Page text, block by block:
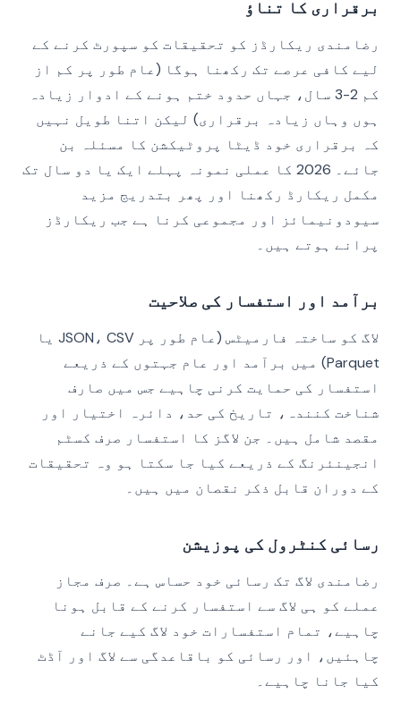
برقراری کا تناؤ
رضامندی ریکارڈز کو تحقیقات کو سپورٹ کرنے کے
لیے کافی عرصے تک رکھنا ہوگا (عام طور پر کم از
کم 2-3 سال، جہاں حدود ختم ہونے کے ادوار زیادہ
ہوں وہاں زیادہ برقراری) لیکن اتنا طویل نہیں
کہ برقراری خود ڈیٹا پروٹیکشن کا مسئلہ بن
جائے۔ 2026 کا عملی نمونہ پہلے ایک یا دو سال تک
مکمل ریکارڈ رکھنا اور پھر بتدریج مزید
سیودونیمائز اور مجموعی کرنا ہے جب ریکارڈز
پرانے ہوتے ہیں۔
برآمد اور استفسار کی صلاحیت
لاگ کو ساختہ فارمیٹس (عام طور پر JSON، CSV یا
Parquet) میں برآمد اور عام جہتوں کے ذریعے
استفسار کی حمایت کرنی چاہیے جس میں صارف
شناخت کنندہ، تاریخ کی حد، دائرہ اختیار اور
مقصد شامل ہیں۔ جن لاگز کا استفسار صرف کسٹم
انجینئرنگ کے ذریعے کیا جا سکتا ہو وہ تحقیقات
کے دوران قابل ذکر نقصان میں ہیں۔
رسائی کنٹرول کی پوزیشن
رضامندی لاگ تک رسائی خود حساس ہے۔ صرف مجاز
عملے کو ہی لاگ سے استفسار کرنے کے قابل ہونا
چاہیے، تمام استفسارات خود لاگ کیے جانے
چاہئیں، اور رسائی کو باقاعدگی سے لاگ اور آڈٹ
کیا جانا چاہیے۔